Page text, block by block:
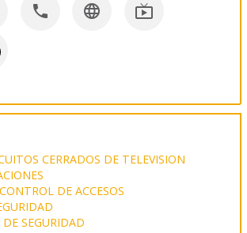
  
CERRADOS DE TELEVISION
DE ACCESOS
SEGURIDAD